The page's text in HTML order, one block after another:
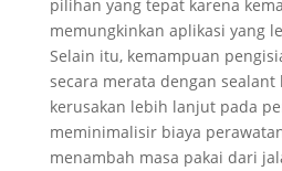
pilihan yang tepat karena
memungkinkan aplikasi yang
Selain itu, kemampuan
secara merata dengan sealant
kerusakan lebih lanjut pada
meminimalisir biaya
menambah masa pakai dari